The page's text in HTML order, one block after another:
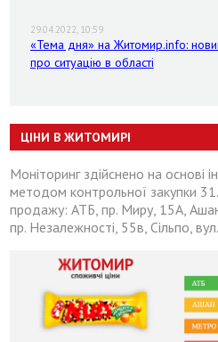
29.04.2022, 10:59
«Тема дня» на Житомир.info:
про ситуацію в області
ЦІНИ В ЖИТОМИРІ
Моніторинг здійснено на основі
методом контрольної закупки
продажу: АТБ, пр. Миру, 15А,
пр. Незалежності, 55в, Сільпо,